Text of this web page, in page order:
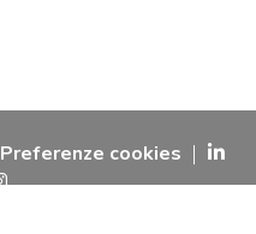
Preferenze cookies